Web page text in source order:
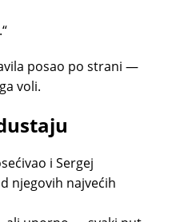
posao po strani —
voli.
i Sergej
njegovih najvećih